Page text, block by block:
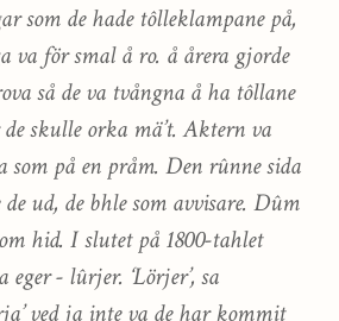
som de hade tôlleklampane på,
va för smal å ro. å årera gjorde
så de va tvångna å ha tôllane
skulle orka mä’t. Aktern va
som på en pråm. Den rûnne sida
ud, de bhle som avvisare. Dûm
hid. I slutet på 1800-tahlet
eger - lûrjer. ‘Lörjer’, sa
ved ja inte va de har kommit